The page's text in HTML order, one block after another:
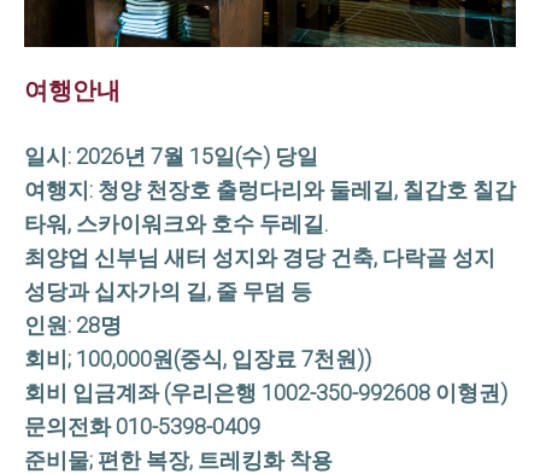
여행안내
일시: 2026년 7월 15일(수) 당일
여행지: 청양 천장호 출렁다리와 둘레길, 칠갑호 칠갑
타워, 스카이워크와 호수 두레길.
최양업 신부님 새터 성지와 경당 건축, 다락골 성지
성당과 십자가의 길, 줄 무덤 등
인원: 28명
회비; 100,000원(중식, 입장료 7천원))
회비 입금계좌 (우리은행 1002-350-992608 이형권)
문의전화 010-5398-0409
준비물; 편한 복장, 트레킹화 착용